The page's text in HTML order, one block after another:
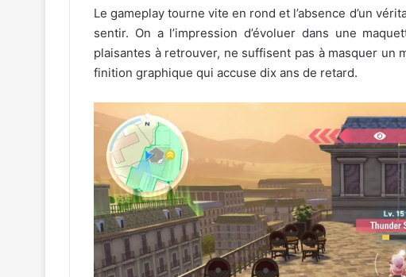
Le gameplay tourne vite en rond et l’absence d’un
sentir. On a l’impression d’évoluer dans une
plaisantes à retrouver, ne suffisent pas à masquer un
finition graphique qui accuse dix ans de retard.